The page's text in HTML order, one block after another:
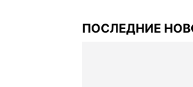
ПОСЛЕДНИЕ